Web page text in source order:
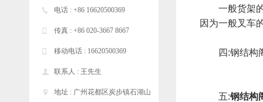
电话 : +86 16620500369
传真 : +86 020-3667 8667
移动电话 : 16620500369
联系人 : 王先生
地址 : 广州花都区炭步镇石湖山
一般货架的
因为一般叉车
四:钢结构
五:钢结构